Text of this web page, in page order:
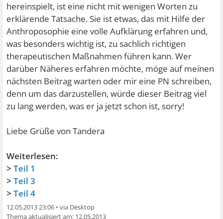
hereinspielt, ist eine nicht mit wenigen Worten zu
erklärende Tatsache. Sie ist etwas, das mit Hilfe der
Anthroposophie eine volle Aufklärung erfahren und,
was besonders wichtig ist, zu sachlich richtigen
therapeutischen Maßnahmen führen kann. Wer
darüber Näheres erfahren möchte, möge auf meinen
nächsten Beitrag warten oder mir eine PN schreiben,
denn um das darzustellen, würde dieser Beitrag viel
zu lang werden, was er ja jetzt schon ist, sorry!
Liebe Grüße von Tandera
Weiterlesen:
>Teil 1
>Teil 3
>Teil 4
12.05.2013 23:06 •
12.05.2013